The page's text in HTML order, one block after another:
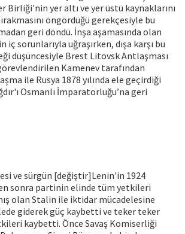
Birliği'nin yer altı ve yer üstü kaynaklarını
öngördüğü gerekçesiyle bu
geri döndü. İnşa aşamasında olan
sorunlarıyla uğraşırken, dışa karşı bu
düşüncesiyle Brest Litovsk Antlaşması
Kamenev tarafından
ile Rusya 1878 yılında ele geçirdiği
Osmanlı İmparatorluğu’na geri
ve sürgün [değiştir]Lenin'in 1924
sonra partinin elinde tüm yetkileri
olan Stalin ile iktidar mücadelesine
giderek güç kaybetti ve teker teker
kaybetti. Önce Savaş Komiserliği